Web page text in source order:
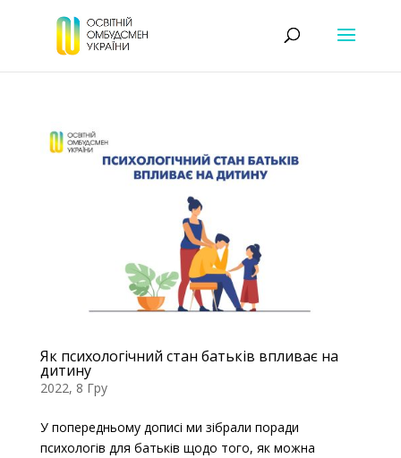
Як психологічний стан батьків впливає на
дитину
2022, 8 Гру
У попередньому дописі ми зібрали поради
психологів для батьків щодо того, як можна